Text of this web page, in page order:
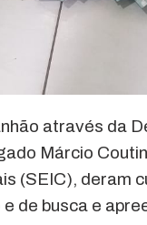
através da
Márcio
(SEIC), deram
de busca e